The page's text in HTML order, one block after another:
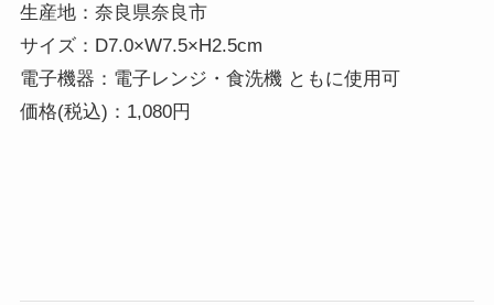
生産地：奈良県奈良市
サイズ：D7.0×W7.5×H2.5cm
電子機器：電子レンジ・食洗機 ともに使用可
価格(税込)：1,080円